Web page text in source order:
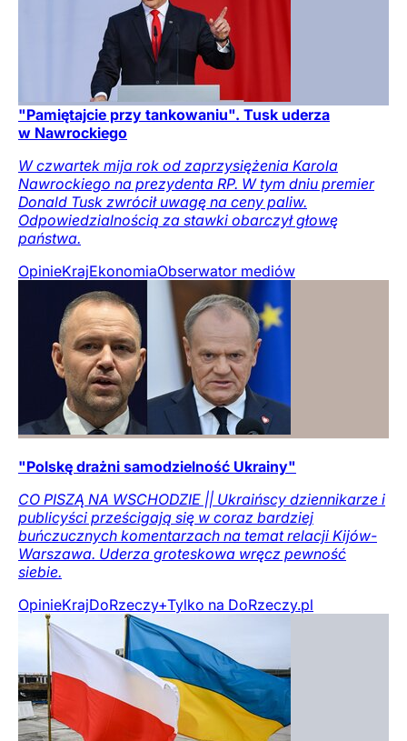
"Pamiętajcie przy tankowaniu". Tusk uderza
w Nawrockiego
W czwartek mija rok od zaprzysiężenia Karola
Nawrockiego na prezydenta RP. W tym dniu premier
Donald Tusk zwrócił uwagę na ceny paliw.
Odpowiedzialnością za stawki obarczył głowę
państwa.
OpinieKrajEkonomiaObserwator mediów
"Polskę drażni samodzielność Ukrainy"
CO PISZĄ NA WSCHODZIE || Ukraińscy dziennikarze i
publicyści prześcigają się w coraz bardziej
buńczucznych komentarzach na temat relacji Kijów-
Warszawa. Uderza groteskowa wręcz pewność
siebie.
OpinieKrajDoRzeczy+Tylko na DoRzeczy.pl